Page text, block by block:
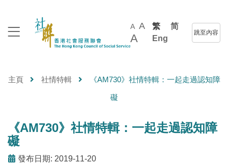
A A
A
繁
简
Eng
跳至內容
主頁 社情特輯 《AM730》社情特輯：一起走過認知障
礙
《AM730》社情特輯：一起走過認知障
礙
發布日期: 2019-11-20